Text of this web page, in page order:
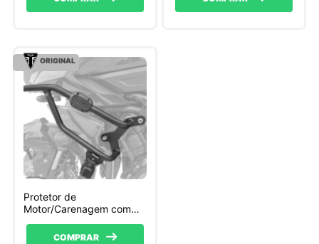
ORIGINAL
Protetor de
Motor/Carenagem com
COMPRAR